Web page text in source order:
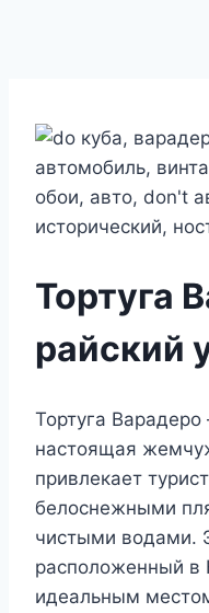
Тортуга
райский
Тортуга
настоящая
привлекает
белоснежными
чистыми водами.
расположенный в
идеальным